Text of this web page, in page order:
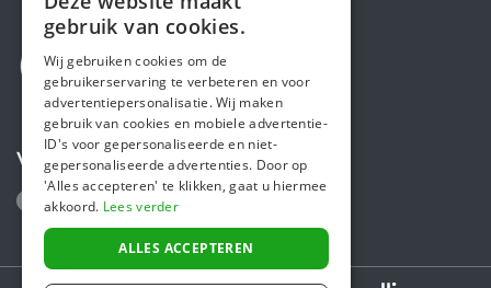
Volg ons
ENGLISH
gebruik van cookies.
Wij gebruiken cookies om de
gebruikerservaring te verbeteren en voor
advertentiepersonalisatie. Wij maken
gebruik van cookies en mobiele advertentie-
ID's voor gepersonaliseerde en niet-
gepersonaliseerde advertenties. Door op
'Alles accepteren' te klikken, gaat u hiermee
akkoord. Lees verder
ALLES ACCEPTEREN